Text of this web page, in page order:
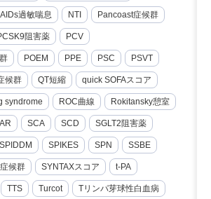
過敏喘息 NTI Pancoast症候群
阻害薬 PCV
POEM PPE PSC PSVT
候群 QT短縮 quick SOFAスコア
syndrome ROC曲線 Rokitansky憩室
SCA SCD SGLT2阻害薬
SPIDDM SPIKES SPN SSBE
候群 SYNTAXスコア t-PA
TTS Turcot Tリンパ芽球性白血病